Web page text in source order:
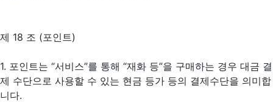
제 18 조 (포인트)
1. 포인트는 “서비스”를 통해 “재화 등”을 구매하는 경우 대금 결
제 수단으로 사용할 수 있는 현금 등가 등의 결제수단을 의미합
니다.